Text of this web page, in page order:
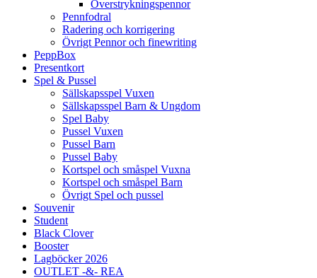
Överstrykningspennor
Pennfodral
Radering och korrigering
Övrigt Pennor och finewriting
PeppBox
Presentkort
Spel & Pussel
Sällskapsspel Vuxen
Sällskapsspel Barn & Ungdom
Spel Baby
Pussel Vuxen
Pussel Barn
Pussel Baby
Kortspel och småspel Vuxna
Kortspel och småspel Barn
Övrigt Spel och pussel
Souvenir
Student
Black Clover
Booster
Lagböcker 2026
OUTLET -&- REA